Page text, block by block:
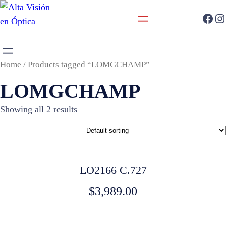
Home / Products tagged “LOMGCHAMP”
LOMGCHAMP
Showing all 2 results
LO2166 C.727
$3,989.00